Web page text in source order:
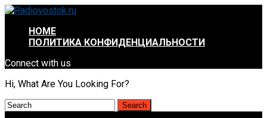
HOME
ПОЛИТИКА КОНФИДЕНЦИАЛЬНОСТИ
Connect with us
Hi, What Are You Looking For?